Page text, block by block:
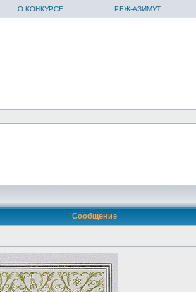
О КОНКУРСЕ РБЖ-АЗИМУТ
Сообщение